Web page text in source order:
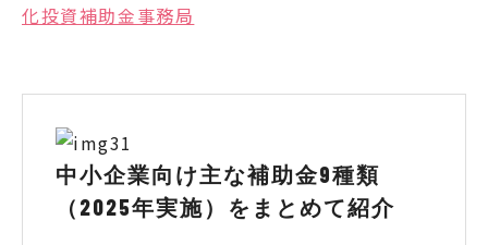
化投資補助金事務局
中小企業向け主な補助金9種類
（2025年実施）をまとめて紹介